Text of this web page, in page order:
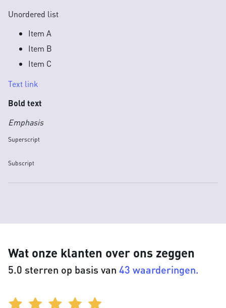
Unordered list
Item A
Item B
Item C
Text link
Bold text
Emphasis
Superscript
Subscript
Wat onze klanten over ons zeggen
5.0 sterren op basis van 43 waarderingen.